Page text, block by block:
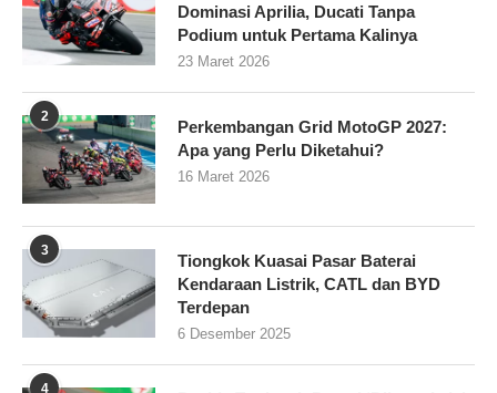
Dominasi Aprilia, Ducati Tanpa
Podium untuk Pertama Kalinya
23 Maret 2026
2
Perkembangan Grid MotoGP 2027:
Apa yang Perlu Diketahui?
16 Maret 2026
3
Tiongkok Kuasai Pasar Baterai
Kendaraan Listrik, CATL dan BYD
Terdepan
6 Desember 2025
4